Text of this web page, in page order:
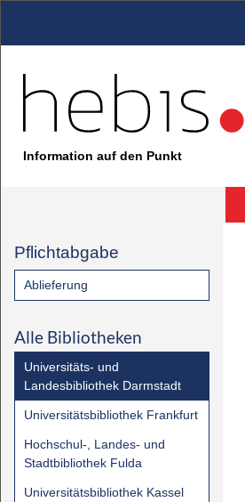
Information auf den Punkt
Pflichtabgabe
Ablieferung
Alle Bibliotheken
Universitäts- und
Landesbibliothek Darmstadt
Universitätsbibliothek Frankfurt
Hochschul-, Landes- und
Stadtbibliothek Fulda
Universitätsbibliothek Kassel